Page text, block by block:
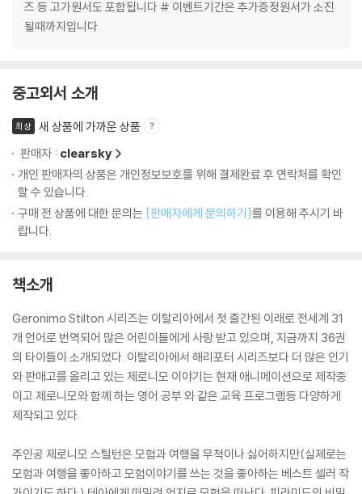
즈 등 고가원서도 포함됩니다 # 이벤트기간은 추가증정원서가 소진
될때까지입니다
중고외서 소개
최상
새 상품에 가까운 상품
판매자 : clearsky
개인 판매자의 상품은 개인정보보호를 위해 결제완료 후 연락처를 확인
할 수 있습니다.
구매 전 상품에 대한 문의는 [판매자에게 문의하기]를 이용해 주시기 바
랍니다.
책소개
Geronimo Stilton 시리즈는 이탈리아에서 첫 출간된 이래로 전세계 31
개 언어로 번역되어 많은 어린이들에게 사랑 받고 있으며, 지금까지 36권
의 타이틀이 소개되었다. 이탈리아에서 해리포터 시리즈보다 더 많은 인기
와 판매고를 올리고 있는 제로니모 이야기는 현재 애니메이션으로 제작중
이고 제로니모와 함께 하는 영어 공부 와 같은 교육 프로그램등 다양하게
제작되고 있다.
주인공 제로니모 스틸턴은 모험과 여행을 무척이나 싫어하지만(실제로는
모험과 여행을 좋아하고 모험이야기를 쓰는 것을 좋아하는 베스트 셀러 작